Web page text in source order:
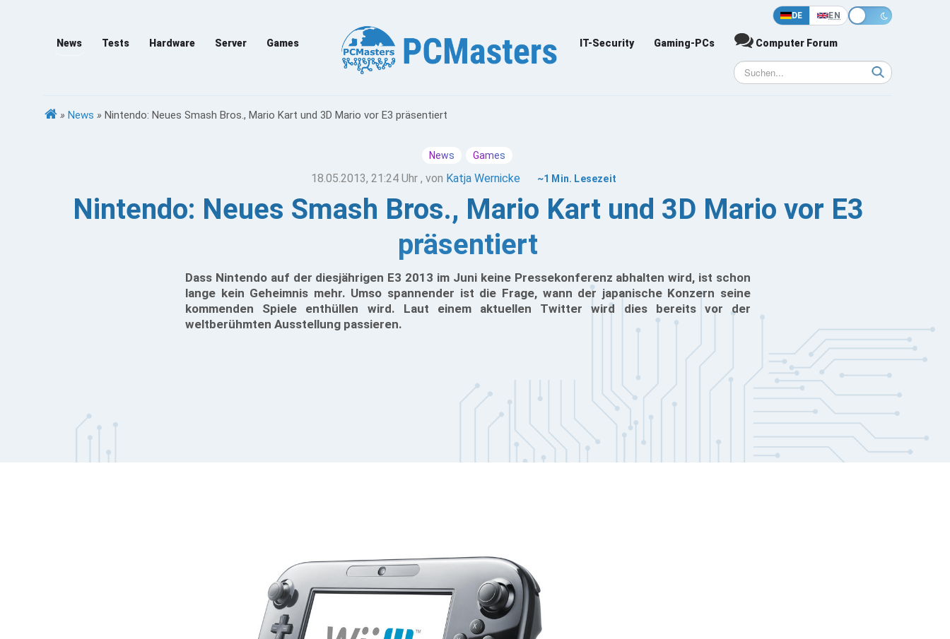
DE EN
News Tests Hardware Server Games IT-Security Gaming-PCs Computer Forum
» News » Nintendo: Neues Smash Bros., Mario Kart und 3D Mario vor E3 präsentiert
News Games
18.05.2013, 21:24 Uhr , von Katja Wernicke ~1 Min. Lesezeit
Nintendo: Neues Smash Bros., Mario Kart und 3D Mario vor E3
präsentiert
Dass Nintendo auf der diesjährigen E3 2013 im Juni keine Pressekonferenz abhalten wird, ist schon
lange kein Geheimnis mehr. Umso spannender ist die Frage, wann der japanische Konzern seine
kommenden Spiele enthüllen wird. Laut einem aktuellen Twitter wird dies bereits vor der
weltberühmten Ausstellung passieren.